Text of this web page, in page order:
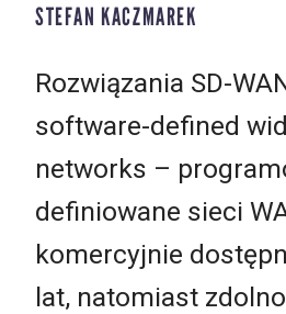
STEFAN KACZMAREK
Rozwiązania SD-
software-defined
networks –
definiowane sieci
komercyjnie
lat, natomiast